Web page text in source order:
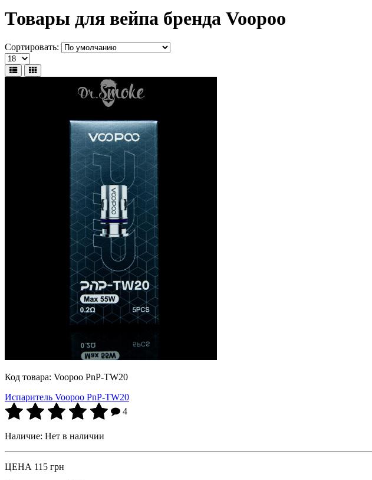
Товары для вейпа бренда Voopoo
Сортировать:
Код товара: Voopoo PnP-TW20
Испаритель Voopoo PnP-TW20
4
Наличие: Нет в наличии
ЦЕНА 115 грн